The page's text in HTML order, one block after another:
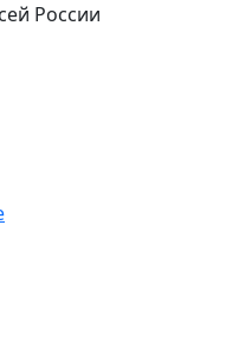
России